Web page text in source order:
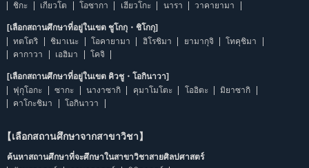
ชิกะ
เกียวโต โอซากา เฮียวโกะ นารา วาคายามา
[เลือกสถานศึกษาที่อยู่ในเขต ชูโกกุ・ชิโกกุ]
ทตโตริ
ชิมาเนะ โอคายามา ฮิโรชิมา ยามากุจิ
โทคุชิมา
คากาวา
เอฮิมา โคจิ
[เลือกสถานศึกษาที่อยู่ในเขต คิวชู・โอกินาวา]
ฟุกุโอกะ
ซากะ นางาซากิ คุมาโมโตะ โออิตะ
มิยาซากิ
คาโกะชิมา
โอกินาวา
【เลือกสถานศึกษาจากสาขาวิชา】
ค้นหาสถานศึกษาที่จะศึกษาในสาขาวิชาสายศิลปศาสตร์